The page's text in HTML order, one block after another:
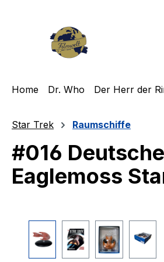
Home Dr. Who Der Herr der
Star Trek Raumschiffe
#016
Eaglemoss